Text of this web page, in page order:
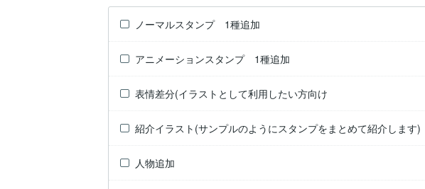
ノーマルスタンプ 1種追加
アニメーションスタンプ 1種追加
表情差分(イラストとして利用したい方向け
紹介イラスト(サンプルのようにスタンプをまとめて紹介します)
人物追加